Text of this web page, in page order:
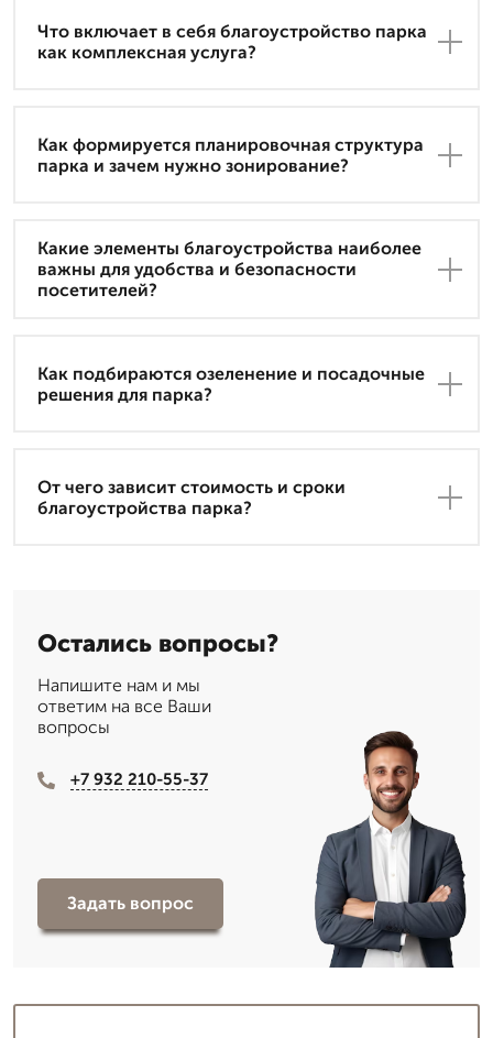
Что включает в себя благоустройство парка
как комплексная услуга?
Как формируется планировочная структура
парка и зачем нужно зонирование?
Какие элементы благоустройства наиболее
важны для удобства и безопасности
посетителей?
Как подбираются озеленение и посадочные
решения для парка?
От чего зависит стоимость и сроки
благоустройства парка?
Остались вопросы?
Напишите нам и мы
ответим на все Ваши
вопросы
+7 932 210-55-37
Задать вопрос